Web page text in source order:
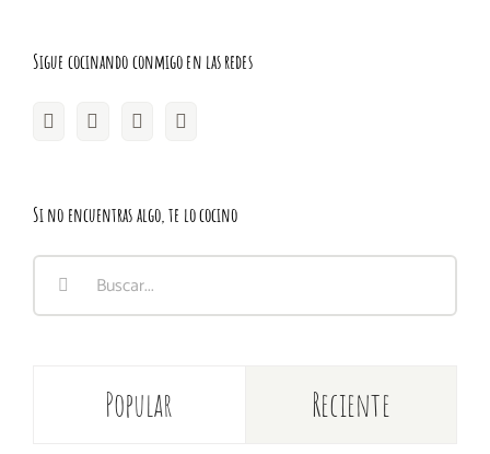
Sigue cocinando conmigo en las redes
Si no encuentras algo, te lo cocino
Buscar:
Popular Reciente